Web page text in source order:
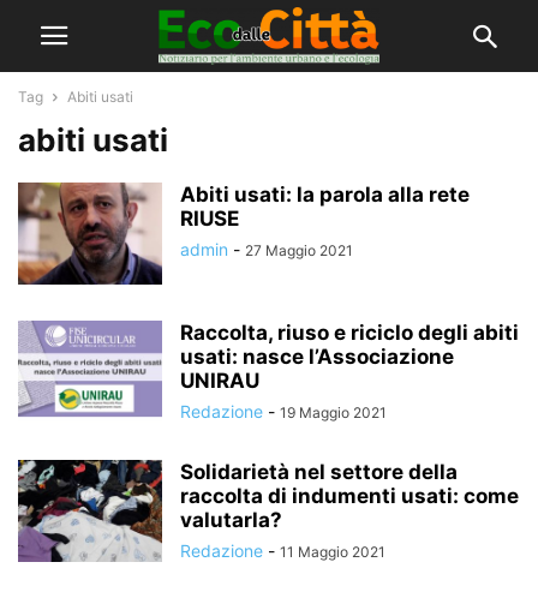
Tag Abiti usati
abiti usati
Abiti usati: la parola alla rete
RIUSE
admin - 27 Maggio 2021
Raccolta, riuso e riciclo degli abiti
usati: nasce l’Associazione
UNIRAU
Redazione - 19 Maggio 2021
Solidarietà nel settore della
raccolta di indumenti usati: come
valutarla?
Redazione - 11 Maggio 2021